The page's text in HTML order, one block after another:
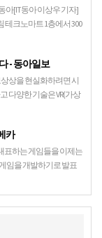
아[IT동아 이상우 기자]
테크노마트 1층에서 300
- 동아일보
상상을 현실화하려면 시
다양한 기술은 VR(가상
카
표하는 게임들을 이제는
게임을 개발하기로 발표